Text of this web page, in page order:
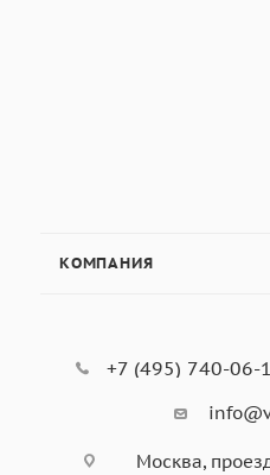
КОМПАНИЯ
+7 (495) 740-06-
Москва,